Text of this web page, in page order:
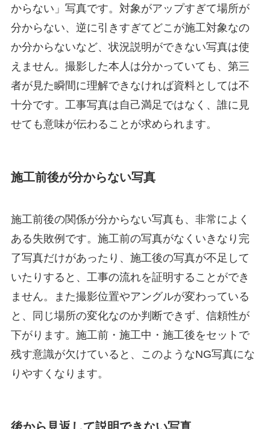
からない」写真です。対象がアップすぎて場所が
分からない、逆に引きすぎてどこが施工対象なの
か分からないなど、状況説明ができない写真は使
えません。撮影した本人は分かっていても、第三
者が見た瞬間に理解できなければ資料としては不
十分です。工事写真は自己満足ではなく、誰に見
せても意味が伝わることが求められます。
施工前後が分からない写真
施工前後の関係が分からない写真も、非常によく
ある失敗例です。施工前の写真がなくいきなり完
了写真だけがあったり、施工後の写真が不足して
いたりすると、工事の流れを証明することができ
ません。また撮影位置やアングルが変わっている
と、同じ場所の変化なのか判断できず、信頼性が
下がります。施工前・施工中・施工後をセットで
残す意識が欠けていると、このようなNG写真にな
りやすくなります。